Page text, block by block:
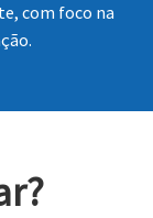
com foco na